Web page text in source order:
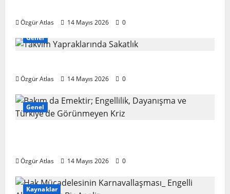
Özgür Atlas 14 Mayıs 2026
0
Genel
Özgür Atlas 14 Mayıs 2026 0
Genel
Özgür Atlas 14 Mayıs 2026 0
Kaynaklar